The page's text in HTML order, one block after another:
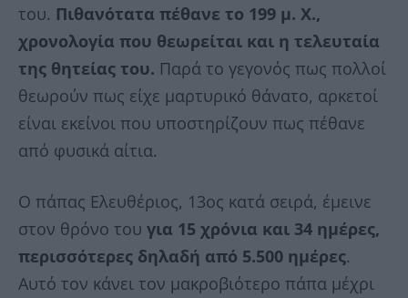
του. Πιθανότατα πέθανε το 199 μ. Χ.,
χρονολογία που θεωρείται και η τελευταία
της θητείας του. Παρά το γεγονός πως πολλοί
θεωρούν πως είχε μαρτυρικό θάνατο, αρκετοί
είναι εκείνοι που υποστηρίζουν πως πέθανε
από φυσικά αίτια.
Ο πάπας Ελευθέριος, 13ος κατά σειρά, έμεινε
στον θρόνο του για 15 χρόνια και 34 ημέρες,
περισσότερες δηλαδή από 5.500 ημέρες.
Αυτό τον κάνει τον μακροβιότερο πάπα μέχρι